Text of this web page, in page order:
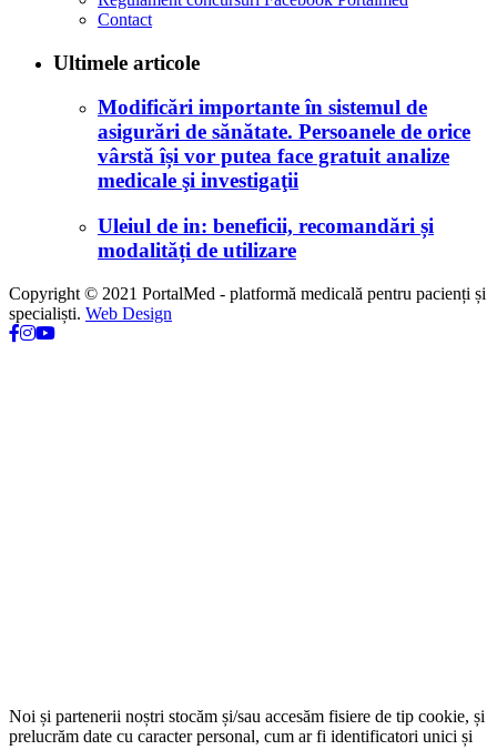
Contact
Ultimele articole
Modificări importante în sistemul de
asigurări de sănătate. Persoanele de orice
vârstă își vor putea face gratuit analize
medicale şi investigaţii
Uleiul de in: beneficii, recomandări și
modalități de utilizare
Copyright © 2021 PortalMed - platformă medicală pentru pacienți și
specialiști. Web Design
Noi și partenerii noștri stocăm și/sau accesăm fisiere de tip cookie, și
prelucrăm date cu caracter personal, cum ar fi identificatori unici și